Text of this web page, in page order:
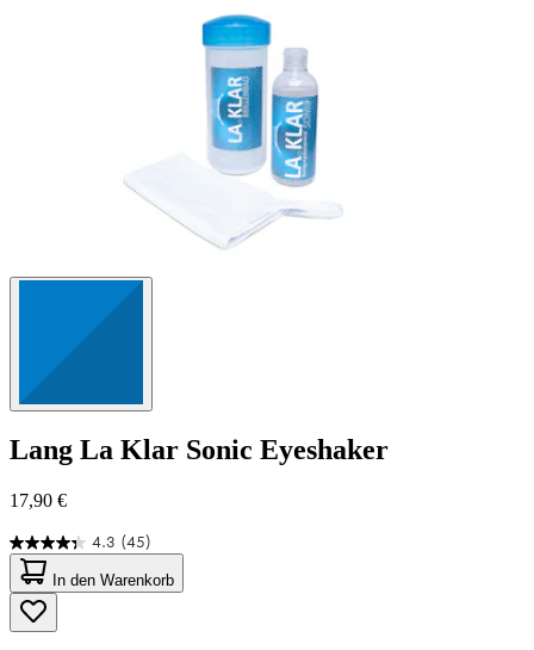
Lang La Klar Sonic Eyeshaker
17,90 €
4.3 (45)
4.3
von
5
Sternen.
45
In den Warenkorb